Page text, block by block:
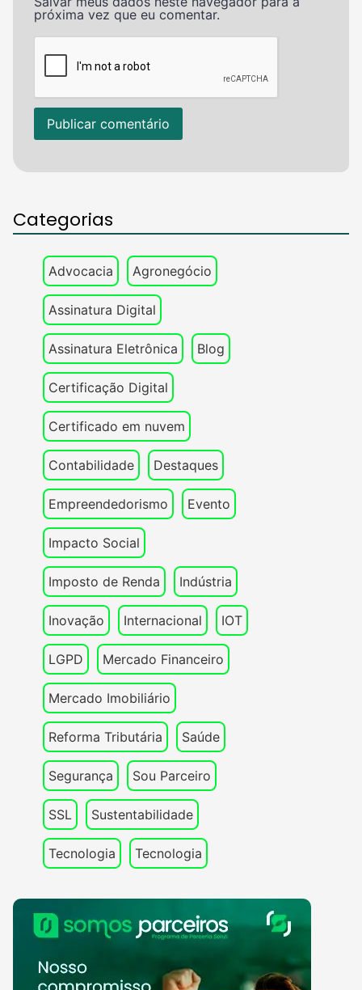
próxima vez que eu comentar.
Categorias
Advocacia Agronegócio
Assinatura Digital
Assinatura Eletrônica Blog
Certificação Digital
Certificado em nuvem
Contabilidade Destaques
Empreendedorismo Evento
Impacto Social
Imposto de Renda Indústria
Inovação Internacional IOT
LGPD Mercado Financeiro
Mercado Imobiliário
Reforma Tributária Saúde
Segurança Sou Parceiro
SSL Sustentabilidade
Tecnologia Tecnologia